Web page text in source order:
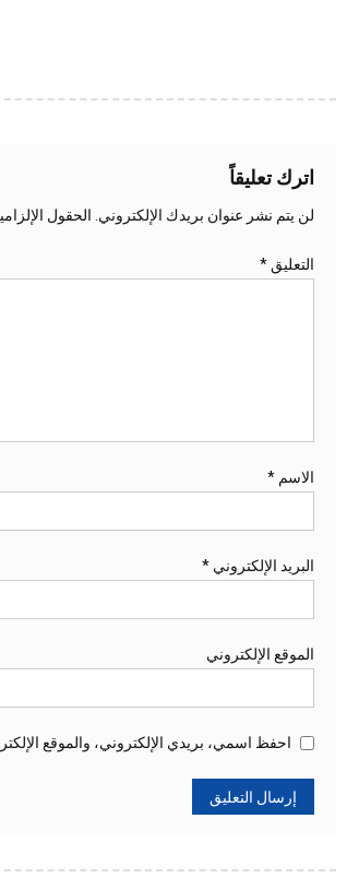
اترك تعليقاً
لن يتم نشر عنوان بريدك الإلكتروني. الحقول
التعليق *
الاسم *
البريد الإلكتروني *
الموقع الإلكتروني
احفظ اسمي، بريدي الإلكتروني، والموقع